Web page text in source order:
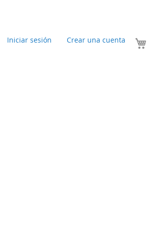
Iniciar sesión Crear una cuenta